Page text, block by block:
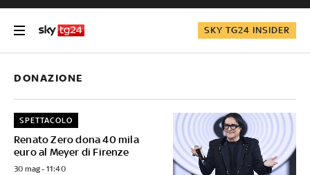
SKY TG24 INSIDER
DONAZIONE
Renato Zero dona 40 mila
euro al Meyer di Firenze
SPETTACOLO
30 mag - 11:40